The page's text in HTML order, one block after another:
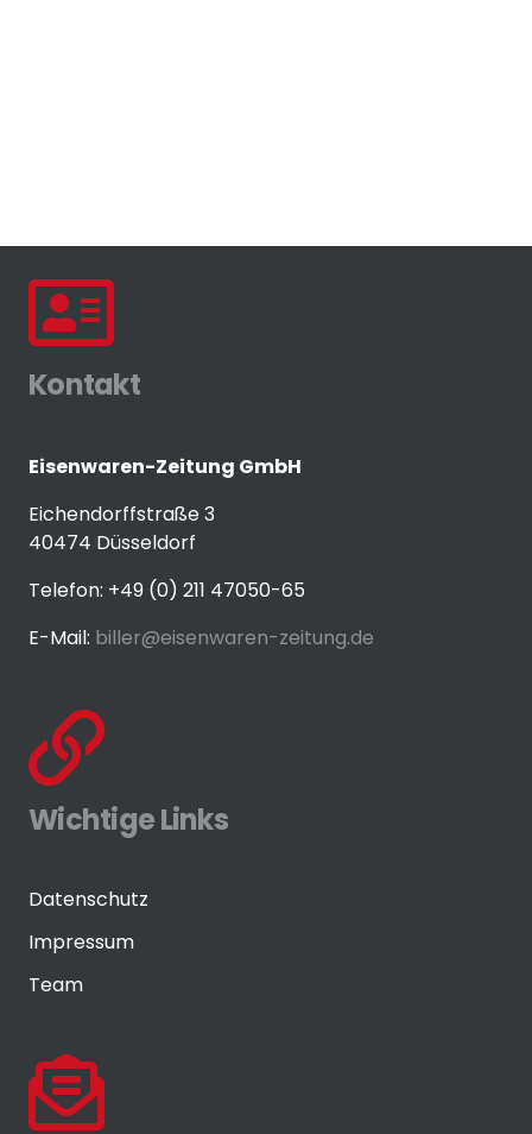
Kontakt
Eisenwaren-Zeitung GmbH
Eichendorffstraße 3
40474 Düsseldorf
Telefon: +49 (0) 211 47050-65
E-Mail: biller@eisenwaren-zeitung.de
Wichtige Links
Datenschutz
Impressum
Team